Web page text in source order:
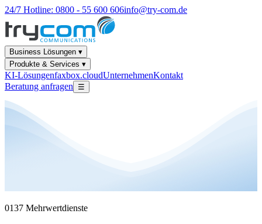
24/7 Hotline: 0800 - 55 600 606info@try-com.de
Business Lösungen ▾
Produkte & Services ▾
KI-Lösungenfaxbox.cloudUnternehmenKontakt
Beratung anfragen
☰
0137 Mehrwertdienste